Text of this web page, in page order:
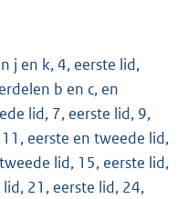
j en k, 4, eerste lid,
b en c, en
lid, 7, eerste lid, 9,
eerste en tweede lid,
lid, 15, eerste lid,
21, eerste lid, 24,